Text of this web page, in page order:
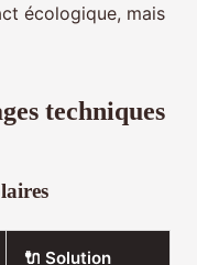
écologique, mais
techniques
🔌 Solution